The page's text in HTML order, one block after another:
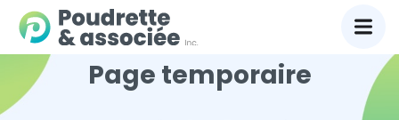
Page temporaire